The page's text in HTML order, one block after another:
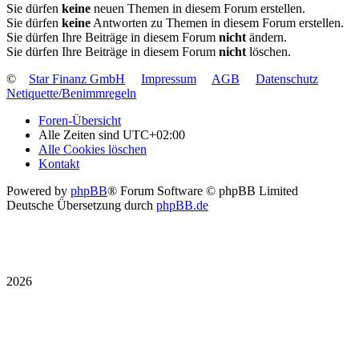
Sie dürfen keine neuen Themen in diesem Forum erstellen.
Sie dürfen keine Antworten zu Themen in diesem Forum erstellen.
Sie dürfen Ihre Beiträge in diesem Forum nicht ändern.
Sie dürfen Ihre Beiträge in diesem Forum nicht löschen.
©
Star Finanz GmbH Impressum AGB
Datenschutz
Netiquette/Benimmregeln
Foren-Übersicht
Alle Zeiten sind UTC+02:00
Alle Cookies löschen
Kontakt
Powered by phpBB® Forum Software © phpBB Limited
Deutsche Übersetzung durch phpBB.de
2026